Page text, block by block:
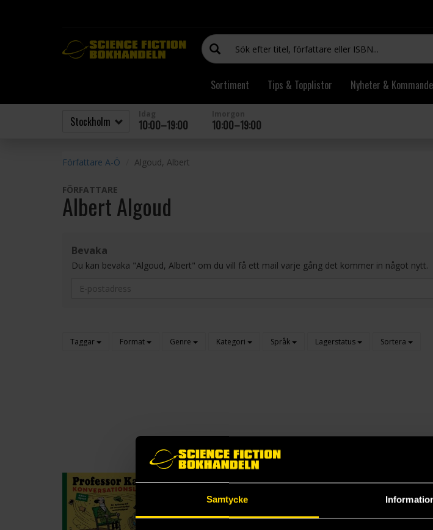
Samtycke
Sortiment Tips & Topplistor Nyheter & Kommande
10:00–19:00 10:00–19:00
Författare A-Ö Algoud, Albert
FÖRFATTARE
Albert Algoud
Bevaka
Du kan bevaka "Algoud, Albert" om du vill få ett mail varje gång det kommer in något nytt.
Taggar Format Genre Kategori Språk Lagerstatus Sortera